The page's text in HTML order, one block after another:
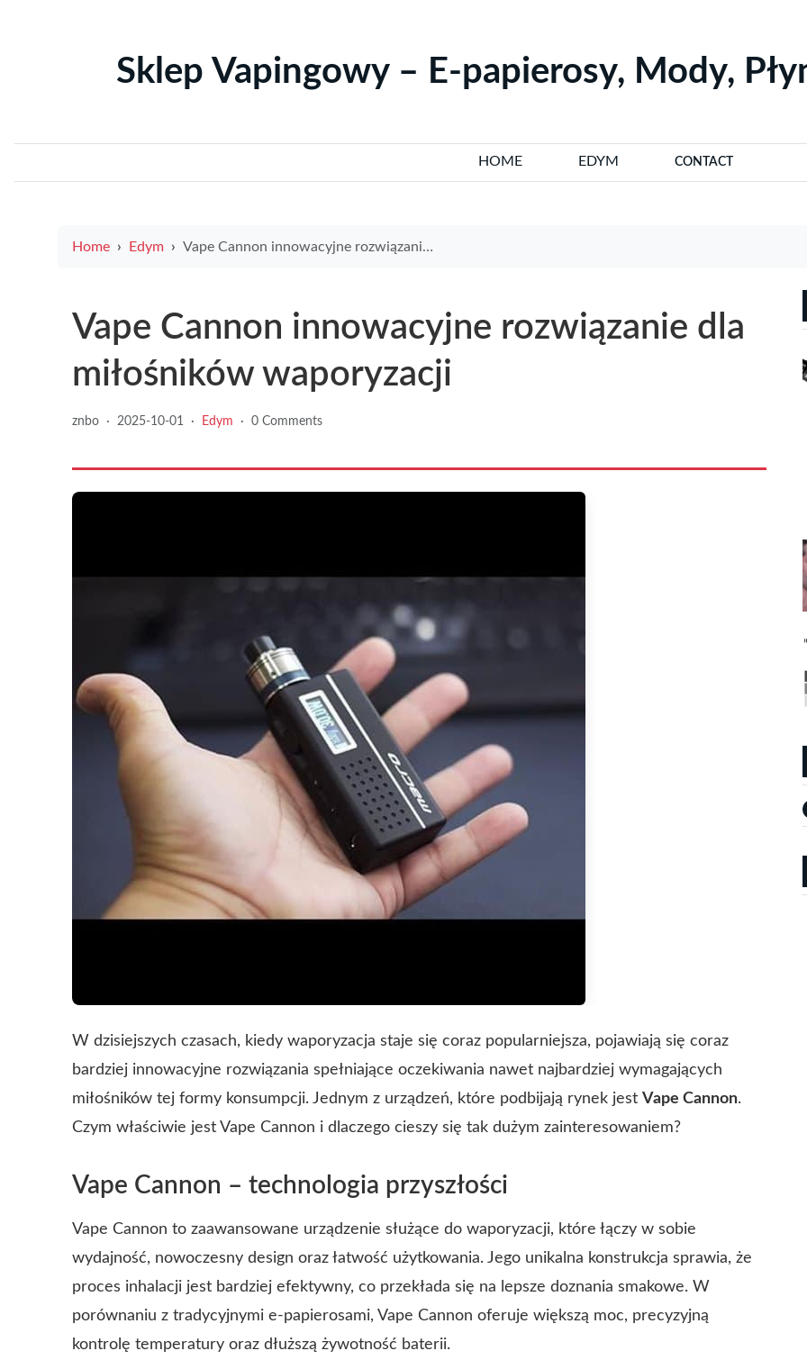
Sklep Vapingowy – E-papierosy, Mody,
HOME EDYM CONTACT
Home Edym Vape Cannon innowacyjne rozwiązanie dla miłośników waporyzacji
Vape Cannon innowacyjne rozwiązanie dla
miłośników waporyzacji
znbo · 2025-10-01 · Edym · 0 Comments
W dzisiejszych czasach, kiedy waporyzacja staje się coraz popularniejsza, pojawiają się coraz
bardziej innowacyjne rozwiązania spełniające oczekiwania nawet najbardziej wymagających
miłośników tej formy konsumpcji. Jednym z urządzeń, które podbijają rynek jest Vape Cannon.
Czym właściwie jest Vape Cannon i dlaczego cieszy się tak dużym zainteresowaniem?
Vape Cannon – technologia przyszłości
Vape Cannon to zaawansowane urządzenie służące do waporyzacji, które łączy w sobie
wydajność, nowoczesny design oraz łatwość użytkowania. Jego unikalna konstrukcja sprawia, że
proces inhalacji jest bardziej efektywny, co przekłada się na lepsze doznania smakowe. W
porównaniu z tradycyjnymi e-papierosami, Vape Cannon oferuje większą moc, precyzyjną
kontrolę temperatury oraz dłuższą żywotność baterii.